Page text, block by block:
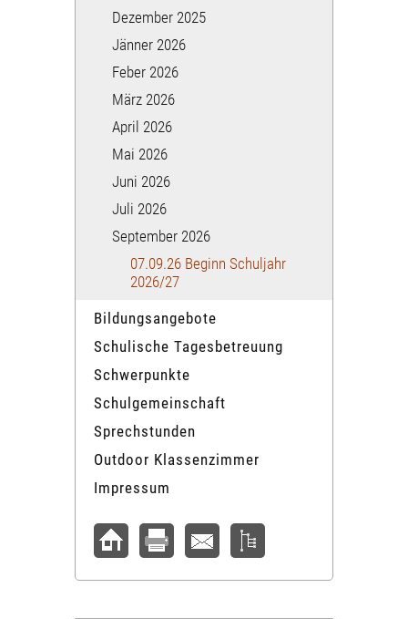
Dezember 2025
Jänner 2026
Feber 2026
März 2026
April 2026
Mai 2026
Juni 2026
Juli 2026
September 2026
07.09.26 Beginn Schuljahr
2026/27
Bildungsangebote
Schulische Tagesbetreuung
Schwerpunkte
Schulgemeinschaft
Sprechstunden
Outdoor Klassenzimmer
Impressum